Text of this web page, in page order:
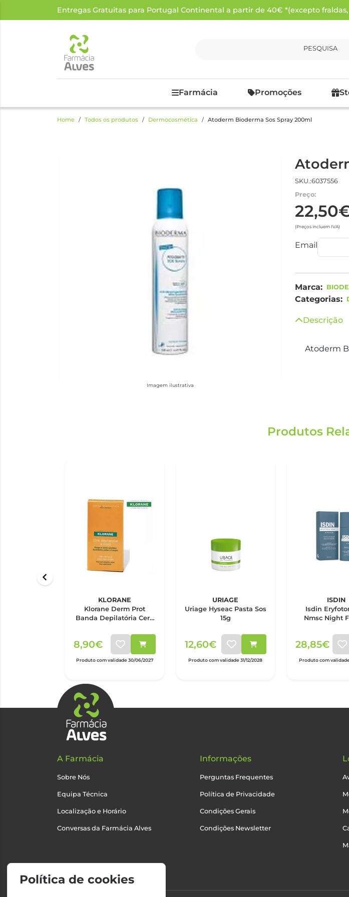
Entregas Gratuitas para Portugal Continental a partir de 40€ *(excepto
PESQUISA
Farmácia Promoções
Home Todos os produtos Dermocosmética Atoderm Bioderma Sos Spray 200ml
Imagem ilustrativa
SKU.:6037556
Preço:
(Preços incluem IVA)
Email
Marca:
Categorias:
Descrição
Atoderm
Produtos
KLORANE
Klorane Derm Prot
Banda Depilatória Cera
8,90€
Produto com validade 30/06/2027
URIAGE
Uriage Hyseac Pasta Sos
15g
12,60€
Produto com validade 31/12/2028
ISDIN
Isdin
Nmsc Night
28,85€
Produto com validade
A Farmácia
Sobre Nós
Equipa Técnica
Localização e Horário
Conversas da Farmácia Alves
Informações
Perguntas Frequentes
Política de Privacidade
Condições Gerais
Condições Newsletter
Política de cookies